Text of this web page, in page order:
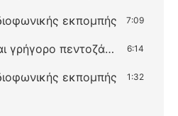
εκπομπής 7:09
Κοντυλιές και γρήγορο πεντοζάλι / Πάνω στ’ αφρίδι του γιαλού 6:14
εκπομπής 1:32